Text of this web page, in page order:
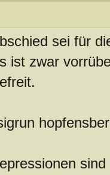
sei für
ist zwar